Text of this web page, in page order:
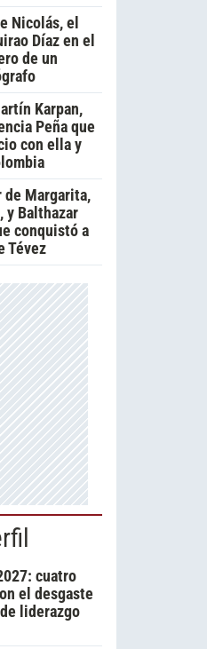
Nicolás, el
Díaz en el
de un
Karpan,
Peña que
con ella y
de Margarita,
y Balthazar
conquistó a
Tévez
cuatro
el desgaste
liderazgo